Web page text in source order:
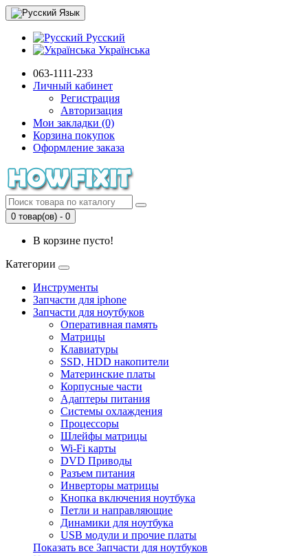
Язык
Русский
Українська
063-1111-233
Личный кабинет
Регистрация
Авторизация
Мои закладки (0)
Корзина покупок
Оформление заказа
0 товар(ов) - 0
В корзине пусто!
Категории
Инструменты
Запчасти для iphone
Запчасти для ноутбуков
Оперативная память
Матрицы
Клавиатуры
SSD, HDD накопители
Материнские платы
Корпусные части
Адаптеры питания
Системы охлаждения
Процессоры
Шлейфы матрицы
Wi-Fi карты
DVD Приводы
Разъем питания
Инверторы матрицы
Кнопка включения ноутбука
Петли и направляющие
Динамики для ноутбука
USB модули и прочие платы
Показать все Запчасти для ноутбуков